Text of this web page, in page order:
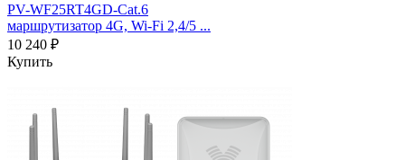
PV-WF25RT4GD-Cat.6
маршрутизатор 4G, Wi-Fi 2,4/5 ...
10 240 ₽
Купить